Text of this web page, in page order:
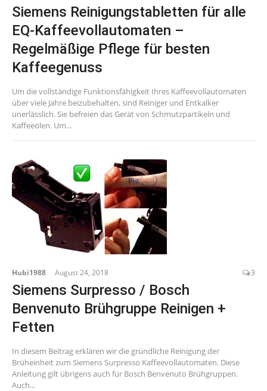
Siemens Reinigungstabletten für alle
EQ-Kaffeevollautomaten –
Regelmäßige Pflege für besten
Kaffeegenuss
Um die vollständige Funktionsfähigkeit Ihres Kaffeevollautomaten
über viele Jahre beizubehalten, sind Reiniger und Entkalker
unerlässlich. Sie befreien das Gerät von Schmutzpartikeln und
Kaffeeölen. Um...
Hubi1988 August 24, 2018 3
Siemens Surpresso / Bosch
Benvenuto Brühgruppe Reinigen +
Fetten
In diesem Beitrag erklären wir die gründliche Reinigung der
Brüheinheit zum Siemens Surpresso Kaffeevollautomaten. Diese
Anleitung gilt übrigens auch für Bosch Benvenuto Brühgruppen.
Auch...